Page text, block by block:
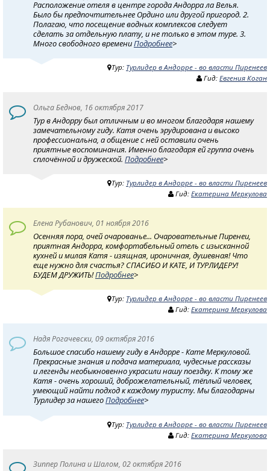
Расположение отеля в центре города Андорра ла Велья.
Было бы предпочтительнее Ордино или другой пригород. 2.
Полагаю, что посещение водных комплексов следует
сделать за отдельную плату, и не только в этом туре. 3.
Много свободного времениПодробнее>
Тур: Турлидер в Андорре - во власти Пиренеев
Гид: Евгения Коган
Ольга Беднов, 16 октября 2017
Тур в Андорру был отличным и во многом благодаря нашему
замечательному гиду. Катя очень эрудирована и высоко
профессиональна, а общение с ней оставили очень
приятные воспоминания. Именно благодаря ей группа очень
сплочённой и дружеской. Подробнее>
Тур: Турлидер в Андорре - во власти Пиренеев
Гид: Екатерина Меркулова
Eлена Рубанович, 01 ноября 2016
Осенняя пора, очей очарованье... Очаровательные Пиренеи,
приятная Андорра, комфортабельный отель с изысканной
кухней и милая Катя - изящная, ироничная, душевная! Что
еще нужно для счастья? CПАСИБО И КАТЕ, И ТУРЛИДЕРУ!
БУДЕМ ДРУЖИТЬ!Подробнее>
Тур: Турлидер в Андорре - во власти Пиренеев
Гид: Екатерина Меркулова
Надя Рогачевски, 09 октября 2016
Большое спасибо нашему гиду в Андорре - Кате Меркуловой.
Прекрасные знания и подача материала, чудесные рассказы
и легенды необыкновенно украсили нашу поездку. К тому же
Катя - очень хороший, доброжелательный, тёплый человек,
умеющий найти подход к каждому туристу. Мы благодарны
Турлидер за нашегоПодробнее>
Тур: Турлидер в Андорре - во власти Пиренеев
Гид: Екатерина Меркулова
Зиппер Полина и Шалом, 02 октября 2016